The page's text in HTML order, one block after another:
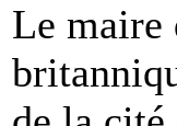
Le maire